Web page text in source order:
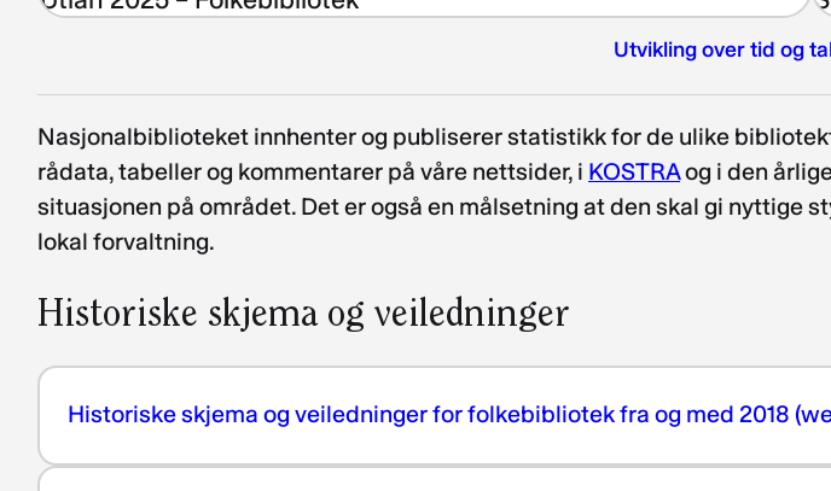
Utvikling over tid og
Nasjonalbiblioteket innhenter og publiserer statistikk for de ulike
rådata, tabeller og kommentarer på våre nettsider, i KOSTRAog i den
situasjonen på området. Det er også en målsetning at den skal gi nyttige
lokal forvaltning.
Historiske skjema og veiledninger
Historiske skjema og veiledninger for folkebibliotek fra og med 2018